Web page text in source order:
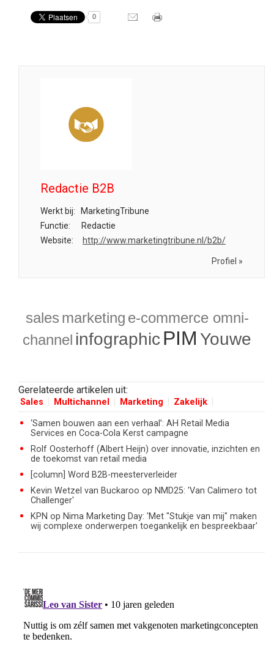
0
Redactie B2B
Werkt bij:
MarketingTribune
Functie:
Redactie
Website:
http://www.marketingtribune.nl/b2b/
Profiel »
sales marketing e-commerce omni-
channel infographicPIM Youwe
Gerelateerde artikelen uit:
Sales Multichannel Marketing Zakelijk
‘Samen bouwen aan een verhaal’: AH Retail Media
Services en Coca-Cola Kerst campagne
Rolf Oosterhoff (Albert Heijn) over innovatie, inzichten en
de toekomst van retail media
[column] Word B2B-meesterverleider
Kevin Wetzel van Buckaroo op NMD25: 'Van Calimero tot
Challenger'
KPN op Nima Marketing Day: 'Met "Stukje van mij" maken
wij complexe onderwerpen toegankelijk en bespreekbaar'